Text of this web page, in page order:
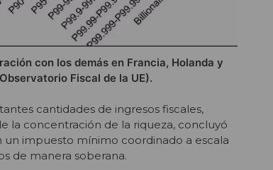
con los demás en Francia, Holanda y
Fiscal de la UE).
cantidades de ingresos fiscales,
la concentración de la riqueza, concluyó
impuesto mínimo coordinado a escala
de manera soberana.